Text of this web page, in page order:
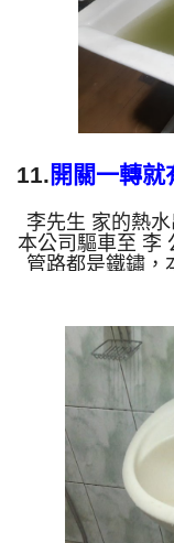
11. 開關一轉
李先生 家的熱
本公司驅車至 李
管路都是鐵鏽，
入 檸檬酸 至水
啟動 螺旋波 模
像是一杯杯的免
出水量恢復了
鐵鏽跟泥沙堆積
含有氧化錳，管
跟石油一樣黑，